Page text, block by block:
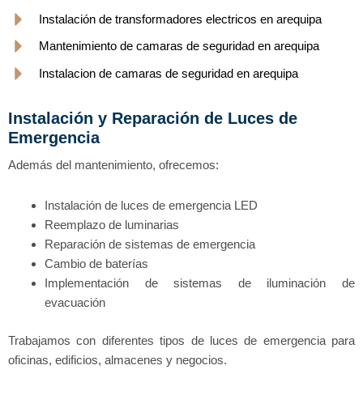
Instalación de transformadores electricos en arequipa
Mantenimiento de camaras de seguridad en arequipa
Instalacion de camaras de seguridad en arequipa
Instalación y Reparación de Luces de
Emergencia
Además del mantenimiento, ofrecemos:
Instalación de luces de emergencia LED
Reemplazo de luminarias
Reparación de sistemas de emergencia
Cambio de baterías
Implementación de sistemas de iluminación de
evacuación
Trabajamos con diferentes tipos de luces de emergencia para
oficinas, edificios, almacenes y negocios.